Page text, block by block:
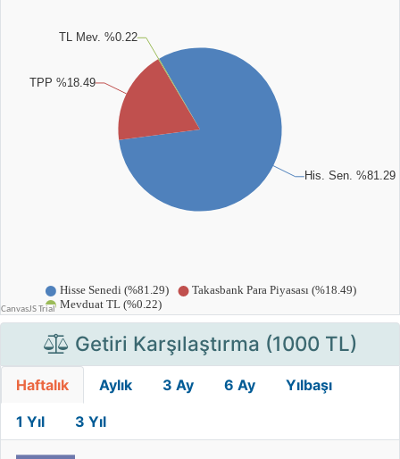
Getiri Karşılaştırma (1000 TL)
Haftalık Aylık 3 Ay 6 Ay Yılbaşı
1 Yıl 3 Yıl